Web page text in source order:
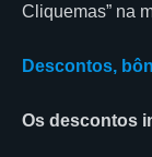
Cliquemas” na
Descontos,
Os descontos